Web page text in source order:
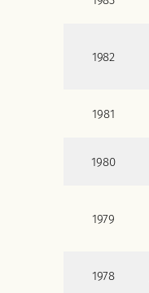
1982
1981
1980
1979
1978